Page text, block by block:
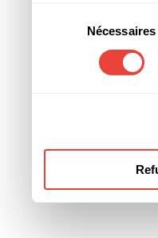
ont
consentement
Nécessaires